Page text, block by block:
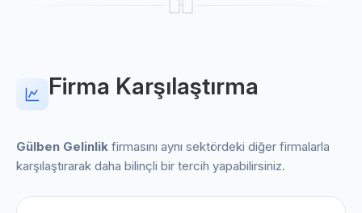
Firma Karşılaştırma
Gülben Gelinlik firmasını aynı sektördeki diğer firmalarla
karşılaştırarak daha bilinçli bir tercih yapabilirsiniz.